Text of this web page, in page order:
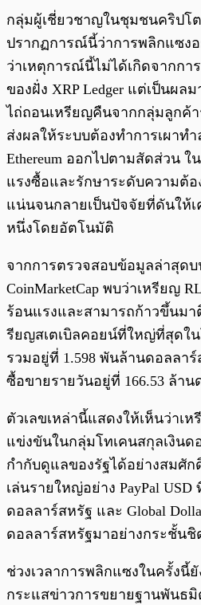
กลุ่มผู้เชี่ยวชาญในชุมชนคริปโต
ปรากฏการณ์นี้ว่าการพลิกแซงอ
ว่าเหตุการณ์นี้ไม่ได้เกิดจากกา
ของฝั่ง XRP Ledger แต่เป็นผล
ไถ่ถอนเหรียญคืนจากกลุ่มลูกค้
ส่งผลให้ระบบต้องทำการเผาท
Ethereum ออกไปตามสัดส่วน ใ
แรงซื้อและรักษาระดับความต้อ
แน่นจนกลายเป็นปัจจัยที่ดันให้
หนึ่งโดยอัตโนมัติ
จากการตรวจสอบข้อมูลล่าสุดบ
CoinMarketCap พบว่าเหรียญ
ร้อนแรงและสามารถก้าวขึ้นม
รียญสเตเบิลคอยน์ที่ใหญ่ที่สุดใ
รวมอยู่ที่ 1.598 พันล้านดอลลา
ซื้อขายรายวันอยู่ที่ 166.53 ล้าน
ตัวเลขเหล่านี้แสดงให้เห็นว่าเ
แข่งขันในกลุ่มโทเคนสกุลเงินด
กำกับดูแลของรัฐได้อย่างสมศัก
เล่นรายใหญ่อย่าง PayPal
ดอลลาร์สหรัฐ และ Global
ดอลลาร์สหรัฐมาอย่างกระชั้นชิ
ช่วงเวลาการพลิกแซงในครั้งนี้
กระแสข่าวการขยายฐานพันธมิ